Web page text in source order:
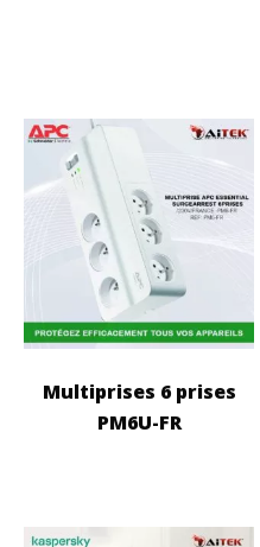
Multiprises 6 prises
PM6U-FR